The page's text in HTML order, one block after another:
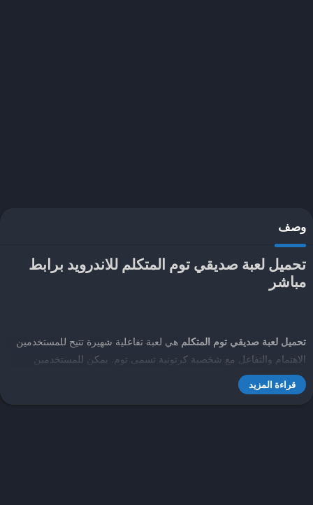
وصف
تحميل لعبة صديقي توم المتكلم للاندرويد برابط
مباشر
تحميل لعبة صديقي توم المتكلم هي لعبة تفاعلية شهيرة تتيح للمستخدمين
الاهتمام والتفاعل مع شخصية كرتونية تسمى توم. يمكن للمستخدمين
التحدث إلى توم والتفاعل معه بطرق مختلفة، مثل تكرار الكلمات التي
يقولها المستخدم، أو القيام بحركات مضحكة، أو إطعامه واللعب معه.
قراءة المزيد